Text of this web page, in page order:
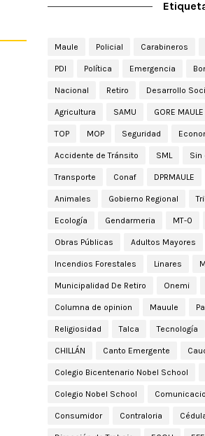
Maule Policial Carabineros
PDI Política Emergencia
Nacional Retiro Desarrollo
Agricultura SAMU GORE MAULE
TOP MOP Seguridad
Accidente de Tránsito SML Sin
Transporte Conaf DPRMAULE
Animales Gobierno Regional
Ecología Gendarmeria MT-0
Obras Públicas Adultos Mayores
Incendios Forestales Linares
Municipalidad De Retiro Onemi
Columna de opinion Mauule
Religiosidad Talca Tecnología
CHILLÁN Canto Emergente
Colegio Bicentenario Nobel School
Colegio Nobel School
Consumidor Contraloria